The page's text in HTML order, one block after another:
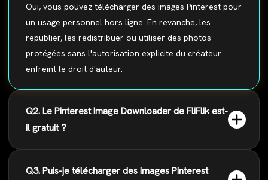
Oui, vous pouvez télécharger des images Pinterest pour
un usage personnel hors ligne. En revanche, les
republier, les redistribuer ou utiliser des photos
protégées sans l'autorisation explicite du créateur
enfreint le droit d'auteur.
Q2. Le Pinterest Image Downloader de FliFlik est-
il gratuit ?
Q3. Puis-je télécharger des images Pinterest